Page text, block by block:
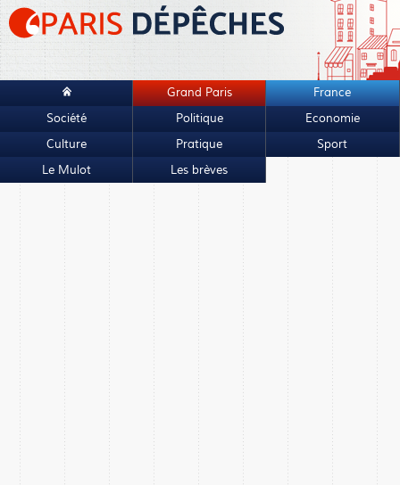
Grand Paris
France
Société
Politique
Economie
Culture
Pratique
Sport
Le Mulot
Les brèves